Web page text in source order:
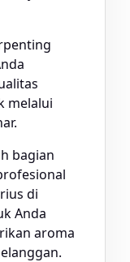
melalui
bagian
di
Anda
aroma